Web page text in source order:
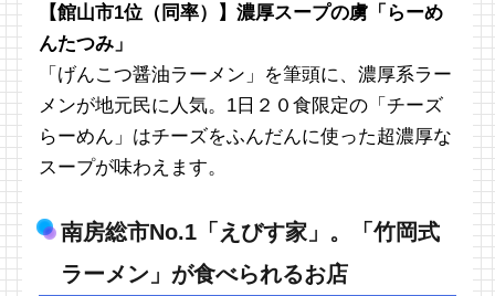
【館山市1位（同率）】濃厚スープの虜「らーめ
んたつみ」
「げんこつ醤油ラーメン」を筆頭に、濃厚系ラー
メンが地元民に人気。1日２０食限定の「チーズ
らーめん」はチーズをふんだんに使った超濃厚な
スープが味わえます。
南房総市No.1「えびす家」。「竹岡式
ラーメン」が食べられるお店